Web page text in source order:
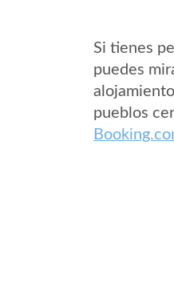
Si tienes
puedes
pueblos